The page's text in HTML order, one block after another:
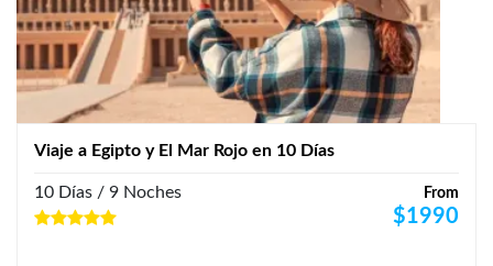
Viaje a Egipto y El Mar Rojo en 10 Días
From
$1990
10 Días / 9 Noches